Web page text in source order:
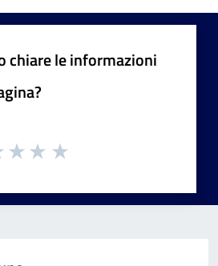
chiare le informazioni